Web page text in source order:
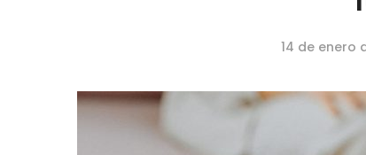
14 de enero